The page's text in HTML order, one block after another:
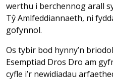
werthu i berchennog arall
Tŷ Amlfeddiannaeth, ni
gofynnol.
Os tybir bod hynny’n
Esemptiad Dros Dro am
cyfle i’r newidiadau